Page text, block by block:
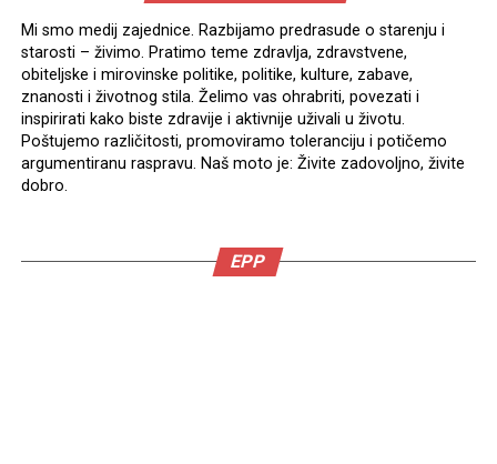
Mi smo medij zajednice. Razbijamo predrasude o starenju i
starosti – živimo. Pratimo teme zdravlja, zdravstvene,
obiteljske i mirovinske politike, politike, kulture, zabave,
znanosti i životnog stila. Želimo vas ohrabriti, povezati i
inspirirati kako biste zdravije i aktivnije uživali u životu.
Poštujemo različitosti, promoviramo toleranciju i potičemo
argumentiranu raspravu. Naš moto je: Živite zadovoljno, živite
dobro.
EPP